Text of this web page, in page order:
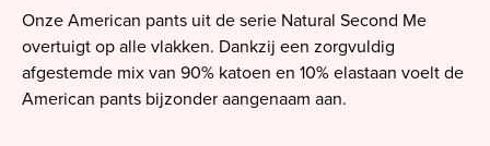
Onze American pants uit de serie Natural Second Me
overtuigt op alle vlakken. Dankzij een zorgvuldig
afgestemde mix van 90% katoen en 10% elastaan voelt de
American pants bijzonder aangenaam aan.